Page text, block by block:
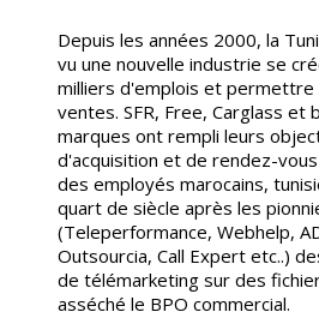
Depuis les années 2000, la
vu une nouvelle industrie se
milliers d'emplois et permettre
ventes. SFR, Free, Carglass et
marques ont rempli leurs
d'acquisition et de rendez-
des employés marocains,
quart de siècle après les
(Teleperformance, Webhelp,
Outsourcia, Call Expert etc..)
de télémarketing sur des
asséché le BPO commercial.